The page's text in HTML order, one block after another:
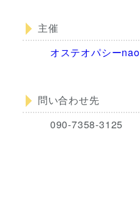
主催
オステオパシーnao
問い合わせ先
090-7358-3125